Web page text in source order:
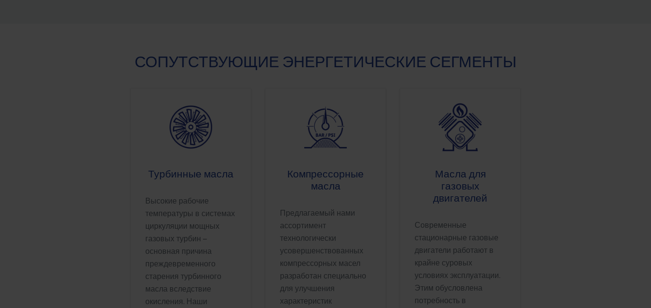
СОПУТСТВУЮЩИЕ ЭНЕРГЕТИЧЕСКИЕ СЕГМЕНТЫ
Турбинные масла
Высокие рабочие
температуры в системах
циркуляции мощных
газовых турбин –
основная причина
преждевременного
старения турбинного
масла вследствие
окисления. Наши
Компрессорные
масла
Предлагаемый нами
ассортимент
технологически
усовершенствованных
компрессорных масел
разработан специально
для улучшения
характеристик
Масла для
газовых
двигателей
​Современные
стационарные газовые
двигатели работают в
крайне суровых
условиях эксплуатации.
Этим обусловлена
потребность в